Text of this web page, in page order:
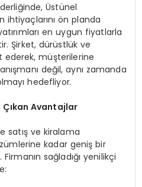
Üstünel
ihtiyaçlarını ön planda
en uygun fiyatlarla
Şirket, dürüstlük ve
ederek, müşterilerine
değil, aynı zamanda
hedefliyor.
Çıkan Avantajlar
satış ve kiralama
kadar geniş bir
sağladığı yenilikçi